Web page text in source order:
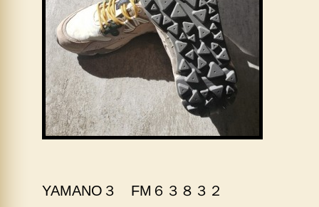
YAMANO３ FM６３８３２